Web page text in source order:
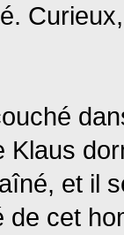
Klaus
et il
de cet